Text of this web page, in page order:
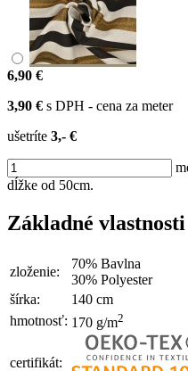
6,90 €
3,90 € s DPH - cena za meter
ušetríte 3,- €
dĺžke od 50cm.
Základné vlastnosti
zloženie:
70% Bavlna
30% Polyester
šírka:
140 cm
hmotnosť: 170 g/m2
certifikát: